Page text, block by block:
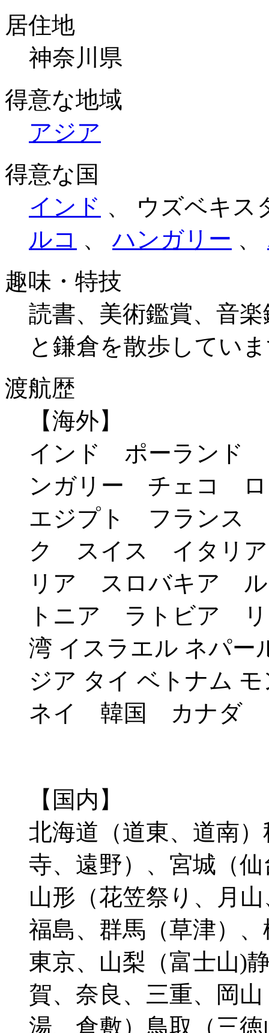
居住地
神奈川県
得意な地域
アジア
得意な国
インド 、 ウズベキス
ルコ 、ハンガリー 、
趣味・特技
読書、美術鑑賞、音
と鎌倉を散歩してい
渡航歴
【海外】
インド ポーランド
ンガリー チェコ
エジプト フランス
ク スイス イタリ
リア スロバキア
トニア ラトビア
湾 イスラエル ネパ
ジア タイ ベトナム
ネイ 韓国 カナダ
【国内】
北海道（道東、道南
寺、遠野）、宮城（
山形（花笠祭り、月
福島、群馬（草津）
東京、山梨（富士山)
賀、奈良、三重、岡
湯、倉敷）鳥取（三